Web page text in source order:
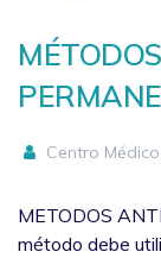
Centro
METODOS
método debe